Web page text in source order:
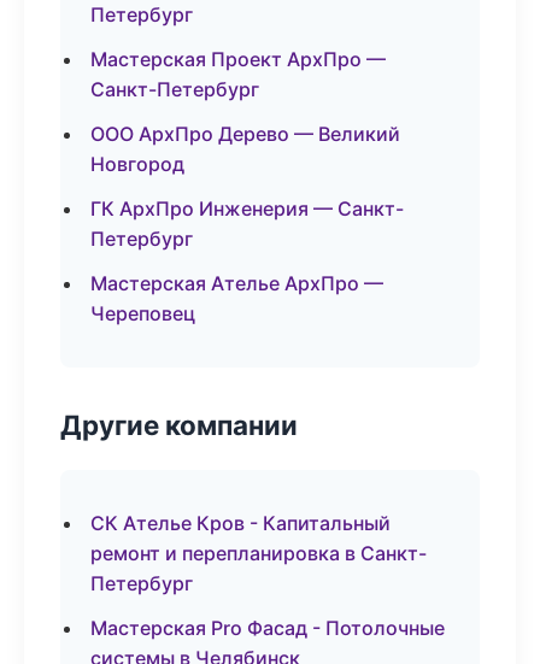
Петербург
Мастерская Проект АрхПро —
Санкт-Петербург
ООО АрхПро Дерево — Великий
Новгород
ГК АрхПро Инженерия — Санкт-
Петербург
Мастерская Ателье АрхПро —
Череповец
Другие компании
СК Ателье Кров - Капитальный
ремонт и перепланировка в Санкт-
Петербург
Мастерская Pro Фасад - Потолочные
системы в Челябинск